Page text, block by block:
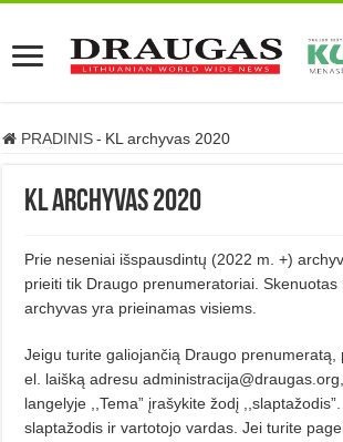
PRADINIS - KL archyvas 2020
KL archyvas 2020
Prie neseniai išspausdintų (2022 m. +)
prieiti tik Draugo prenumeratoriai. Skenuotas
archyvas yra prieinamas visiems.
Jeigu turite galiojančią Draugo prenumeratą,
el. laišką adresu
langelyje ,,Tema” įrašykite žodį
slaptažodis ir vartotojo vardas. Jei turite